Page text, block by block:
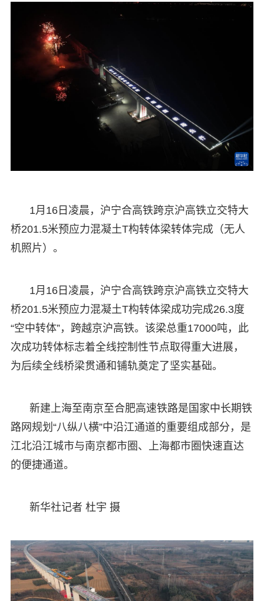
1月16日凌晨，沪宁合高铁跨京沪高铁立交特大
桥201.5米预应力混凝土T构转体梁转体完成（无人
机照片）。
1月16日凌晨，沪宁合高铁跨京沪高铁立交特大
桥201.5米预应力混凝土T构转体梁成功完成26.3度
“空中转体”，跨越京沪高铁。该梁总重17000吨，此
次成功转体标志着全线控制性节点取得重大进展，
为后续全线桥梁贯通和铺轨奠定了坚实基础。
新建上海至南京至合肥高速铁路是国家中长期铁
路网规划“八纵八横”中沿江通道的重要组成部分，是
江北沿江城市与南京都市圈、上海都市圈快速直达
的便捷通道。
新华社记者 杜宇 摄